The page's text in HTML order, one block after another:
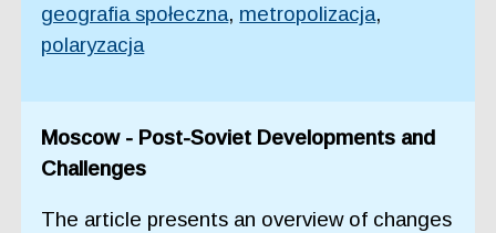
geografia społeczna, metropolizacja,
polaryzacja
Moscow - Post-Soviet Developments and
Challenges
The article presents an overview of changes